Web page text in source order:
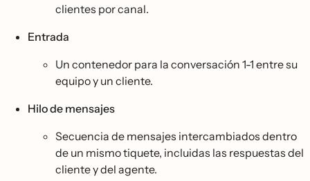
clientes por canal.
Entrada
Un contenedor para la conversación 1-1 entre su
equipo y un cliente.
Hilo de mensajes
Secuencia de mensajes intercambiados dentro
de un mismo tiquete, incluidas las respuestas del
cliente y del agente.